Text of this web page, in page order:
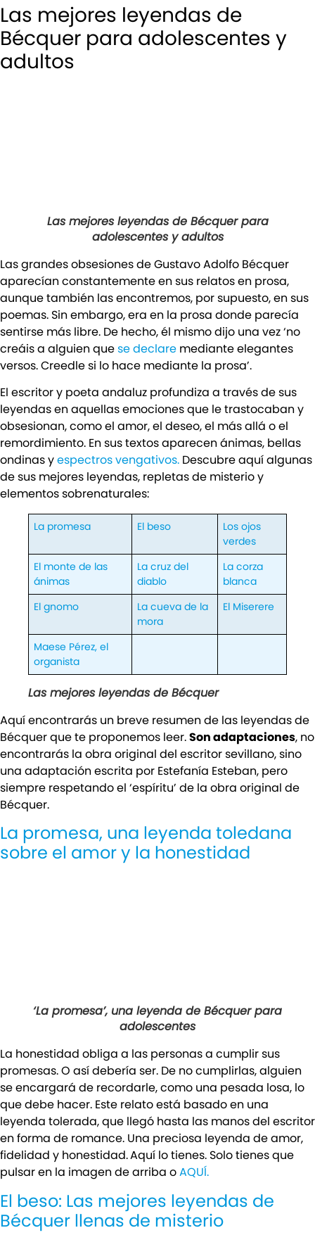
Las mejores leyendas de
Bécquer para adolescentes y
adultos
Las mejores leyendas de Bécquer para
adolescentes y adultos
Las grandes obsesiones de Gustavo Adolfo Bécquer
aparecían constantemente en sus relatos en prosa,
aunque también las encontremos, por supuesto, en sus
poemas. Sin embargo, era en la prosa donde parecía
sentirse más libre. De hecho, él mismo dijo una vez ‘no
creáis a alguien quese declare mediante elegantes
versos. Creedle si lo hace mediante la prosa’.
El escritor y poeta andaluz profundiza a través de sus
leyendas en aquellas emociones que le trastocaban y
obsesionan, como el amor, el deseo, el más allá o el
remordimiento. En sus textos aparecen ánimas, bellas
ondinas yespectros vengativos. Descubre aquí algunas
de sus mejores leyendas, repletas de misterio y
elementos sobrenaturales:
La promesa El beso
Los ojos
verdes
El monte de las
ánimas
La cruz del
diablo
La corza
blanca
El gnomo
La cueva de la
mora
El Miserere
Maese Pérez, el
organista
Las mejores leyendas de Bécquer
Aquí encontrarás un breve resumen de las leyendas de
Bécquer que te proponemos leer.Son adaptaciones, no
encontrarás la obra original del escritor sevillano, sino
una adaptación escrita por Estefanía Esteban, pero
siempre respetando el ‘espíritu’ de la obra original de
Bécquer.
La promesa, una leyenda toledana
sobre el amor y la honestidad
‘La promesa’, una leyenda de Bécquer para
adolescentes
La honestidad obliga a las personas a cumplir sus
promesas. O así debería ser. De no cumplirlas, alguien
se encargará de recordarle, como una pesada losa, lo
que debe hacer. Este relato está basado en una
leyenda tolerada, que llegó hasta las manos del escritor
en forma de romance. Una preciosa leyenda de amor,
fidelidad y honestidad.Aquí lo tienes. Solo tienes que
pulsar en la imagen de arriba oAQUÍ.
El beso: Las mejores leyendas de
Bécquer llenas de misterio